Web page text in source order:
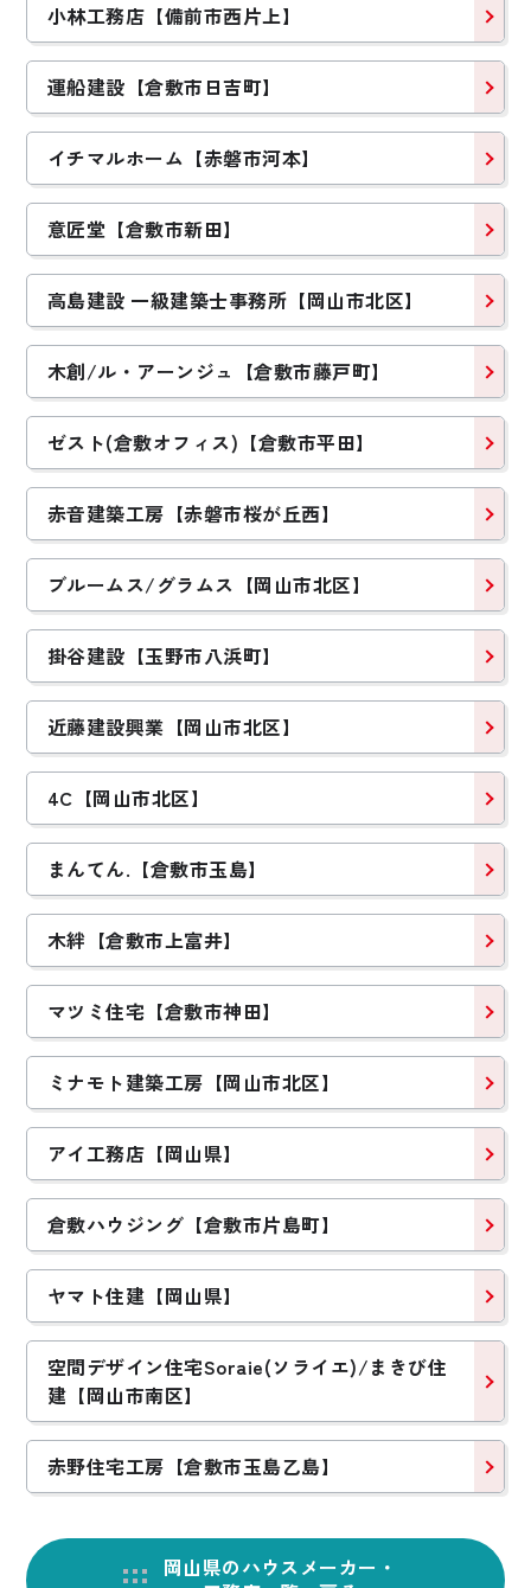
小林工務店【備前市西片上】
運船建設【倉敷市日吉町】
イチマルホーム【赤磐市河本】
意匠堂【倉敷市新田】
高島建設 一級建築士事務所【岡山市北区】
木創/ル・アーンジュ【倉敷市藤戸町】
ゼスト(倉敷オフィス)【倉敷市平田】
赤音建築工房【赤磐市桜が丘西】
ブルームス/グラムス【岡山市北区】
掛谷建設【玉野市八浜町】
近藤建設興業【岡山市北区】
4C【岡山市北区】
まんてん.【倉敷市玉島】
木絆【倉敷市上富井】
マツミ住宅【倉敷市神田】
ミナモト建築工房【岡山市北区】
アイ工務店【岡山県】
倉敷ハウジング【倉敷市片島町】
ヤマト住建【岡山県】
空間デザイン住宅Soraie(ソライエ)/まきび住
建【岡山市南区】
赤野住宅工房【倉敷市玉島乙島】
岡山県のハウスメーカー・